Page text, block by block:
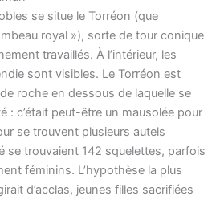
se situe le Torréon (que
royal »), sorte de tour conique
travaillés. À l’intérieur, les
sont visibles. Le Torréon est
roche en dessous de laquelle se
: c’était peut-être un mausolée pour
se trouvent plusieurs autels
se trouvaient 142 squelettes, parfois
féminins. L’hypothèse la plus
d’acclas, jeunes filles sacrifiées